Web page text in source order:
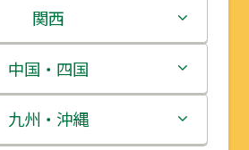
岩手県
宮城県
秋田県
栃木県
群馬県
埼玉県
新潟県
富山県
石川県
関西
三重県
滋賀県
中国・四国
鳥取県
九州・沖縄